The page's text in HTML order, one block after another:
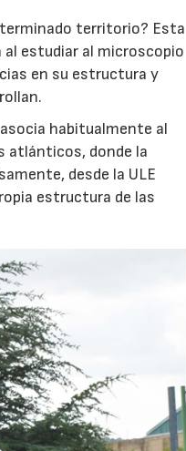
territorio? Esta
al estudiar al microscopio
en su estructura y
habitualmente al
atlánticos, donde la
desde la ULE
estructura de las